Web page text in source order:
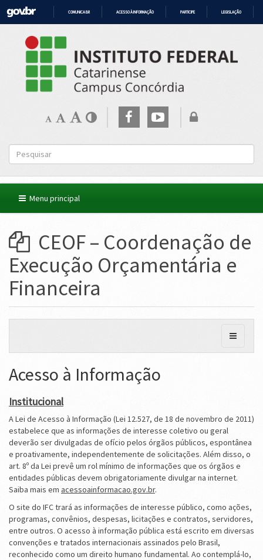
CONTEÚDO
COMUNICA BR ACESSO À INFORMAÇÃO PARTICIPE LEGISLAÇÃO
Menu principal
CEOF – Coordenação de
Execução Orçamentária e
Financeira
Acesso à Informação
Institucional
A Lei de Acesso à Informação (Lei 12.527, de 18 de novembro de 2011)
estabelece que as informações de interesse coletivo ou geral
deverão ser divulgadas de ofício pelos órgãos públicos, espontânea
e proativamente, independentemente de solicitações. Além disso, o
art. 8º da Lei prevê um rol mínimo de informações que os órgãos e
entidades públicas devem obrigatoriamente divulgar na internet.
Saiba mais em acessoainformacao.gov.br.
O site do IFC trará as informações de interesse público, como ações,
programas, convênios, despesas, licitações e contratos, servidores,
entre outros. O acesso à informação pública está escrito em diversas
convenções e tratados internacionais assinados pelo Brasil,
reconhecido como um direito humano fundamental. Ao contemplá-lo,